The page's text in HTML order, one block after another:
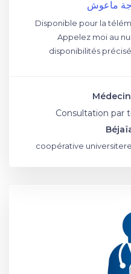
ماعوش
Disponible pour la
Appelez moi au
disponibilités
Consultation par
coopérative